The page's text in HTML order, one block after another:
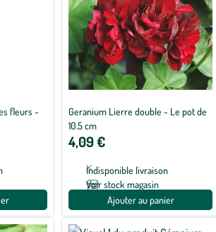
fleurs -
Geranium Lierre double - Le pot de
10.5 cm
4,09 €
Indisponible livraison
Voir stock magasin
Ajouter au panier